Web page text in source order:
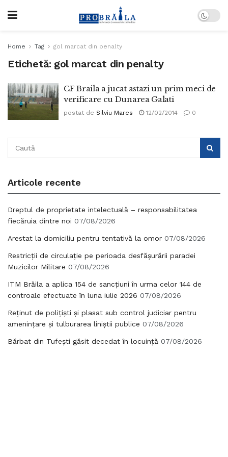
Home Tag gol marcat din penalty
Etichetă: gol marcat din penalty
CF Braila a jucat astazi un prim meci de
verificare cu Dunarea Galati
postat de Silviu Mares 12/02/2014 0
Articole recente
Dreptul de proprietate intelectuală – responsabilitatea
fiecăruia dintre noi 07/08/2026
Arestat la domiciliu pentru tentativă la omor 07/08/2026
Restricții de circulație pe perioada desfășurării paradei
Muzicilor Militare 07/08/2026
ITM Brăila a aplica 154 de sancțiuni în urma celor 144 de
controale efectuate în luna iulie 2026 07/08/2026
Reținut de polițiști și plasat sub control judiciar pentru
amenințare și tulburarea liniștii publice 07/08/2026
Bărbat din Tufești găsit decedat în locuință 07/08/2026